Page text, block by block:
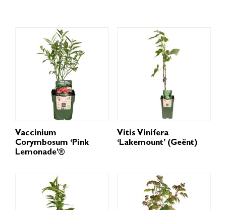
Vaccinium
Corymbosum ‘Pink
Lemonade’®
Vitis Vinifera
‘Lakemount’ (geënt)